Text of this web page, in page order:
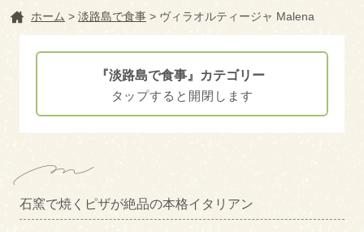
淡路島で食事
淡路島に泊まる
絞り込み検索
ホーム > 淡路島で食事 > ヴィラオルティージャ Malena
石窯で焼くピザが絶品の本格イタリアン
『淡路島で食事』カテゴリー
エリアカテゴリー
淡路市